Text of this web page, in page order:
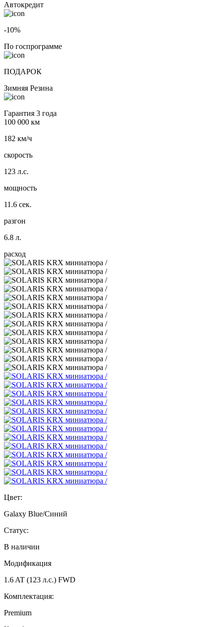
Автокредит
-10%
По госпрограмме
ПОДАРОК
Зимняя Резина
Гарантия 3 года
100 000 км
182 км/ч
скорость
123 л.с.
мощность
11.6 сек.
разгон
6.8 л.
расход
Цвет:
Galaxy Blue/Синий
Статус:
В наличии
Модификация
1.6 AT (123 л.с.) FWD
Комплектация:
Premium